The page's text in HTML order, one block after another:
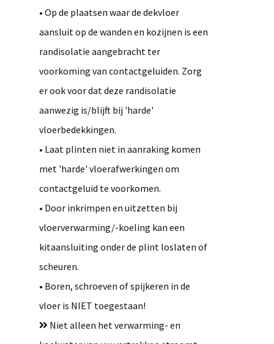
• Op de plaatsen waar de dekvloer
aansluit op de wanden en kozijnen is een
randisolatie aangebracht ter
voorkoming van contactgeluiden. Zorg
er ook voor dat deze randisolatie
aanwezig is/blijft bij 'harde'
vloerbedekkingen.
• Laat plinten niet in aanraking komen
met 'harde' vloerafwerkingen om
contactgeluid te voorkomen.
• Door inkrimpen en uitzetten bij
vloerverwarming/-koeling kan een
kitaansluiting onder de plint loslaten of
scheuren.
• Boren, schroeven of spijkeren in de
vloer is NIET toegestaan!
Niet alleen het verwarming- en